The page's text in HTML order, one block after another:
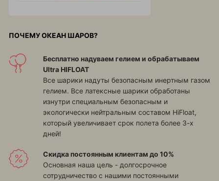
ПОЧЕМУ ОКЕАН ШАРОВ?
Бесплатно надуваем гелием и обрабатываем
Ultra HIFLOAT
Все шарики надуты безопасным инертным газом
гелием. Все латексные шарики обработаны
изнутри специальным безопасным и
экологически нейтральным составом HiFloat,
который увеличивает срок полета более 3-х
дней!
Скидка постоянным клиентам до 10%
Основная наша цель - долгосрочное
сотрудничество с нашими постоянными